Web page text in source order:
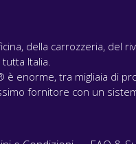
della carrozzeria, del
Italia.
è enorme, tra migliaia di
fornitore con un